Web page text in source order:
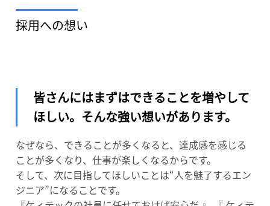
採用への想い
皆さんにはまずはできることを増やして
ほしい。そんな強い想いがあります。
なぜなら、できることが多くなると、達成感を感じる
ことが多くなり、仕事が楽しくなるからです。
そして、次に目指してほしいことは“人を魅了するエン
ジニア”になることです。